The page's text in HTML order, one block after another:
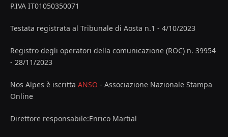
P.IVA IT01050350071
Testata registrata al Tribunale di Aosta n.1 - 4/10/2023
Registro degli operatori della comunicazione (ROC) n. 39954
- 28/11/2023
Nos Alpes è iscritta ANSO - Associazione Nazionale Stampa
Online
Direttore responsabile:Enrico Martial